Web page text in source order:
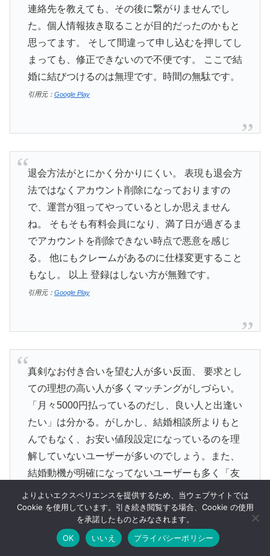
連絡先を教えても、その後に繋がりませんでし
た。個人情報抜き取ることが目的だったのかもと
思ってます。 そして間違って申し込むを押してし
まっても、修正できないので不便です。 ここで結
婚に結びつけるのは無理です。時間の無駄です。
引用元： Google Play
退会方法がとにかく分かりにくい。 表現も退会方
法ではなくアカウント削除になっておりますの
で、運営が狙ってやっているとしか思えません
ね。 そもそも有料会員になり、満了日が過ぎるま
でアカウントを削除できない時点で悪意を感じ
る。 他にもクレームがあるのに仕様変更すること
もなし。 以上 登録はしない方が無難です。
引用元： Google Play
真剣なお付き合いを望む人が多い反面、 要求とし
ての理想の高い人が多くマッチングがしづらい。
「月々5000円払っているのだし、良い人と出逢い
たい」は分かる。がしかし、結婚相談所よりもと
んでもなく、お安い値段設定になっているのを理
解していないユーザーが多いのでしょう。また、
結婚動機が明確になってないユーザーも多く「友
達が結婚したし、自分も」な人が多い。
引用元：Google Play
ホーム 検索 トップ
よりよいエクスペリエンスを提供するため、当ウェブサイトでは
Cookie を使用しています。引き続き閲覧する場合、Cookie の使用
を承諾したものとみなされます。
OK
いいえ プライバシーポリシー